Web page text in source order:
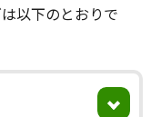
以下のとおりで